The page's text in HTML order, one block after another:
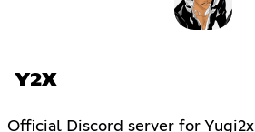
Y2X
Official Discord server for Yugi2x